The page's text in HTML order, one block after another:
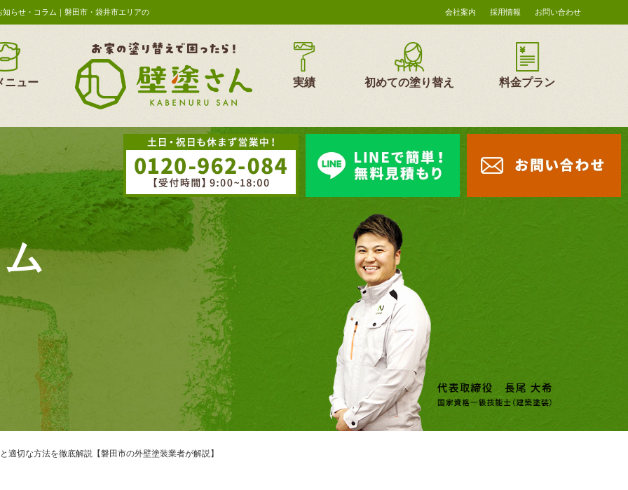
らせ・コラム｜磐田市・袋井市エリアの 会社案内 採用情報 お問い合わせ
ニュー 実績 初めての塗り替え 料金プラン
適切な方法を徹底解説【磐田市の外壁塗装業者が解説】